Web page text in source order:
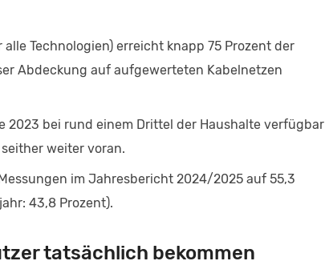
Technologien) erreicht knapp 75 Prozent der
Abdeckung auf aufgewerteten Kabelnetzen
2023 bei rund einem Drittel der Haushalte verfügbar
weiter voran.
im Jahresbericht 2024/2025 auf 55,3
43,8 Prozent).
tatsächlich bekommen